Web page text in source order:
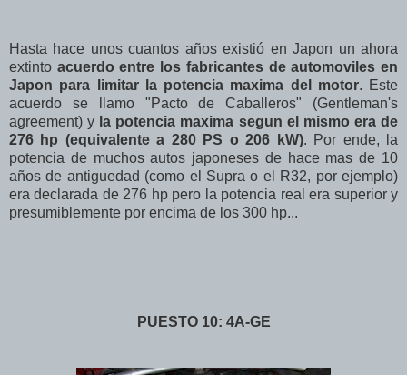
Hasta hace unos cuantos años existió en Japon un ahora
extinto acuerdo entre los fabricantes de automoviles en
Japon para limitar la potencia maxima del motor. Este
acuerdo se llamo "Pacto de Caballeros" (Gentleman's
agreement) y la potencia maxima segun el mismo era de
276 hp (equivalente a 280 PS o 206 kW). Por ende, la
potencia de muchos autos japoneses de hace mas de 10
años de antiguedad (como el Supra o el R32, por ejemplo)
era declarada de 276 hp pero la potencia real era superior y
presumiblemente por encima de los 300 hp...
PUESTO 10: 4A-GE